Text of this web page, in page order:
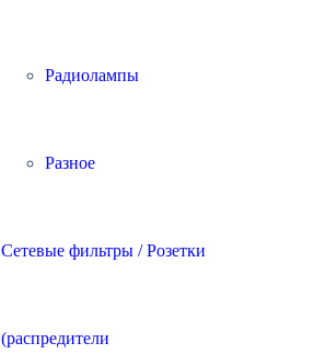
Радиолампы
Разное
Сетевые фильтры / Розетки
(распредители